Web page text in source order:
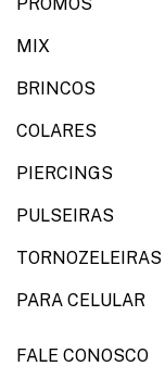
PROMOS
MIX
BRINCOS
COLARES
PIERCINGS
PULSEIRAS
TORNOZELEIRAS
PARA CELULAR
FALE CONOSCO